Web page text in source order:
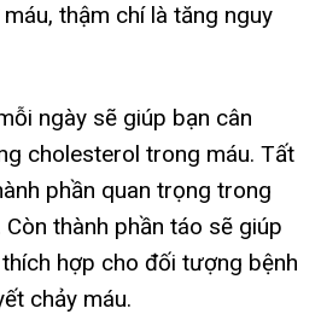
thậm chí là tăng nguy
ngày sẽ giúp bạn cân
cholesterol trong máu. Tất
phần quan trọng trong
thành phần táo sẽ giúp
hợp cho đối tượng bệnh
chảy máu.